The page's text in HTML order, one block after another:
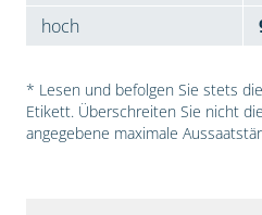
hoch
* Lesen und befolgen Sie stets
Etikett. Überschreiten Sie nicht
angegebene maximale